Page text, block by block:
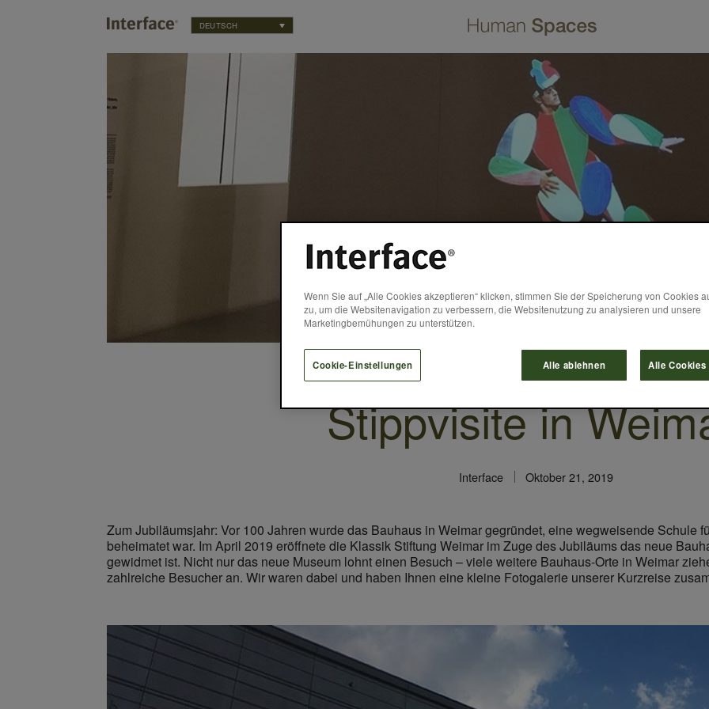
DEUTSCH
Stippvisite in
Interface Oktober 21, 2019
Zum Jubiläumsjahr: Vor 100 Jahren wurde das Bauhaus in Weimar gegründet, eine wegweisende Schule
beheimatet war. Im April 2019 eröffnete die Klassik Stiftung Weimar im Zuge des Jubiläums das neue
gewidmet ist. Nicht nur das neue Museum lohnt einen Besuch – viele weitere Bauhaus-Orte in Weimar
zahlreiche Besucher an. Wir waren dabei und haben Ihnen eine kleine Fotogalerie unserer Kurzreise
Wenn Sie auf „Alle Cookies akzeptieren“ klicken, stimmen Sie der Speicherung von Cookies
zu, um die Websitenavigation zu verbessern, die Websitenutzung zu analysieren und unsere
Marketingbemühungen zu unterstützen.
Cookie-Einstellungen Alle ablehnen Alle Cookies